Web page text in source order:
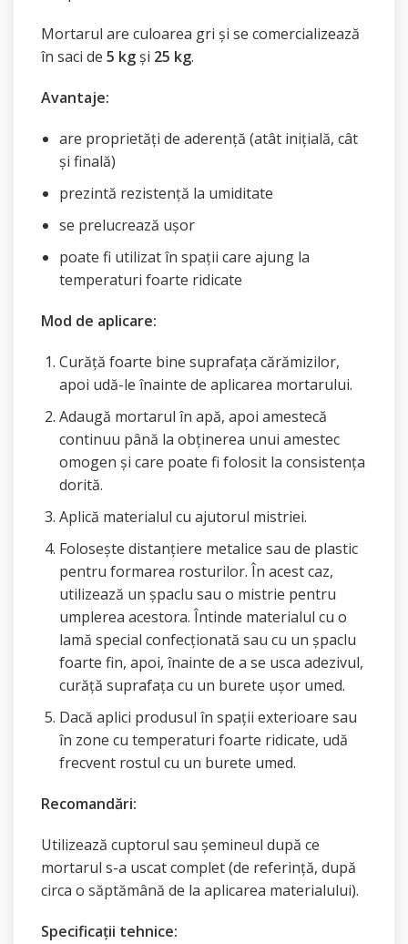
Mortarul are culoarea gri și se comercializează
în saci de 5 kgși 25 kg.
Avantaje:
are proprietăți de aderență (atât inițială, cât
și finală)
prezintă rezistență la umiditate
se prelucrează ușor
poate fi utilizat în spații care ajung la
temperaturi foarte ridicate
Mod de aplicare:
Curăță foarte bine suprafața cărămizilor,
apoi udă-le înainte de aplicarea mortarului.
Adaugă mortarul în apă, apoi amestecă
continuu până la obținerea unui amestec
omogen și care poate fi folosit la consistența
dorită.
Aplică materialul cu ajutorul mistriei.
Folosește distanțiere metalice sau de plastic
pentru formarea rosturilor. În acest caz,
utilizează un șpaclu sau o mistrie pentru
umplerea acestora. Întinde materialul cu o
lamă special confecționată sau cu un șpaclu
foarte fin, apoi, înainte de a se usca adezivul,
curăță suprafața cu un burete ușor umed.
Dacă aplici produsul în spații exterioare sau
în zone cu temperaturi foarte ridicate, udă
frecvent rostul cu un burete umed.
Recomandări:
Utilizează cuptorul sau șemineul după ce
mortarul s-a uscat complet (de referință, după
circa o săptămână de la aplicarea materialului).
Specificații tehnice: